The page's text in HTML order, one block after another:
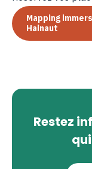
Mapping
Hainaut
Restez